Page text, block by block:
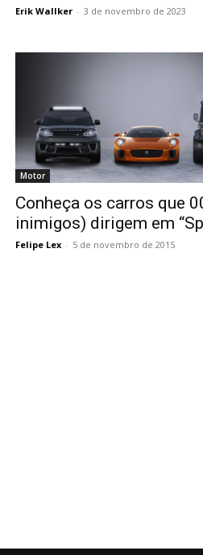
Erik Wallker - 3 de novembro de 2023
Motor
Conheça os carros que
inimigos) dirigem em
Felipe Lex - 5 de novembro de 2015